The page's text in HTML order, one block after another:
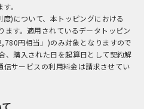
。
)について、本トッピングにおける
ます。適用されているデータトッピン
円相当」)のみ対象となりますので
、購入された日を起算日として契約解
サービスの利用料金は請求させてい